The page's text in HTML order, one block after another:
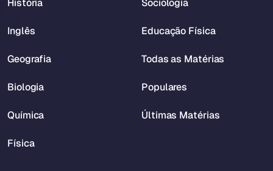
História
Inglês
Geografia
Biologia
Química
Física
Sociologia
Educação Física
Todas as Matérias
Populares
Últimas Matérias